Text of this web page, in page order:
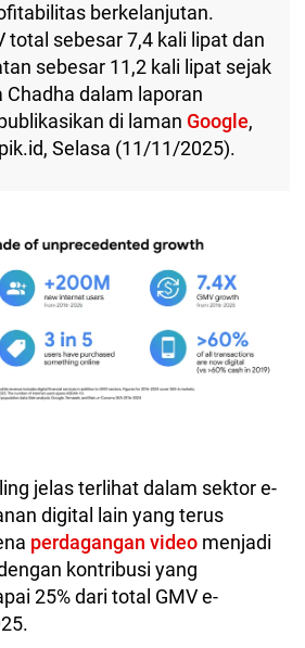
berkelanjutan.
total sebesar 7,4 kali lipat dan
sebesar 11,2 kali lipat sejak
Chadha dalam laporan
di laman Google,
Selasa (11/11/2025).
jelas terlihat dalam sektor e-
digital lain yang terus
perdagangan video menjadi
kontribusi yang
25% dari total GMV e-